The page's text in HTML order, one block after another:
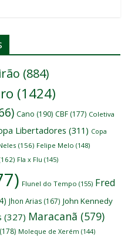
(884)
(1424)
Cano (190) CBF (177) Coletiva
Libertadores (311) Copa
(156) Felipe Melo (148)
Fla x Flu (145)
Flunel do Tempo (155) Fred
Jhon Arias (167) John Kennedy
(327) Maracanã (579)
(178) Moleque de Xerém (144)